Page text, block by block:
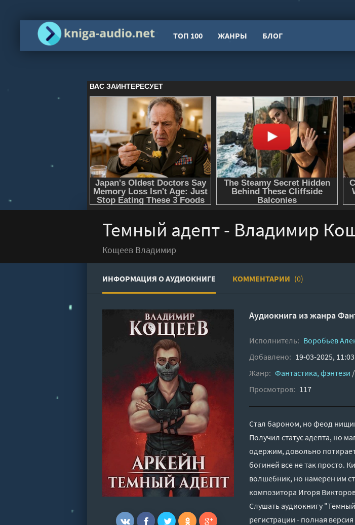
ТОП 100 ЖАНРЫ БЛОГ
Темный адепт - Владимир
Кощеев Владимир
ИНФОРМАЦИЯ О АУДИОКНИГЕ КОММЕНТАРИИ (0)
Аудиокнига из жанра
Исполнитель: Воробьев
Добавлено: 19-03-2025, 11:03
Жанр: Фантастика, фэнтези /
Просмотров: 117
Стал бароном, но феод
Получил статус адепта, но
одержим, довольно
богиней все не так просто.
волшебник, но намерен им
композитора Игоря
Слушать аудиокнигу
регистрации - полная версия